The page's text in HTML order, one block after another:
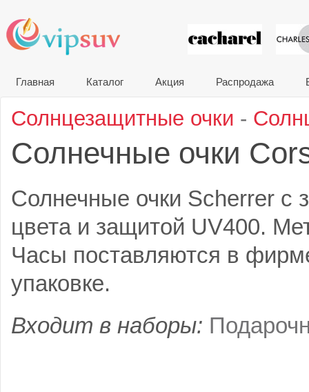
VIP
Главная Каталог Акция Распродажа
Солнцезащитные очки -
Солнечные очки
Солнечные очки Scherrer с
цвета и защитой UV400.
Часы поставляются в
упаковке.
Входит в наборы: